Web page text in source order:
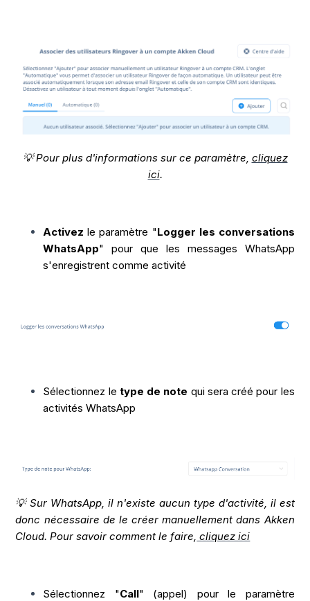
💡 Pour plus d'informations sur ce paramètre, cliquez
ici.
Activez le paramètre "Logger les conversations
WhatsApp" pour que les messages WhatsApp
s'enregistrent comme activité
Sélectionnez le type de note qui sera créé pour les
activités WhatsApp
💡 Sur WhatsApp, il n'existe aucun type d'activité, il est
donc nécessaire de le créer manuellement dans Akken
Cloud. Pour savoir comment le faire, cliquez ici
Sélectionnez "Call" (appel) pour le paramètre